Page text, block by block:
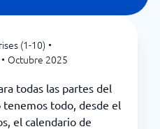
(1-10) •
• Octubre 2025
todas las partes del
todo, desde el
el calendario de